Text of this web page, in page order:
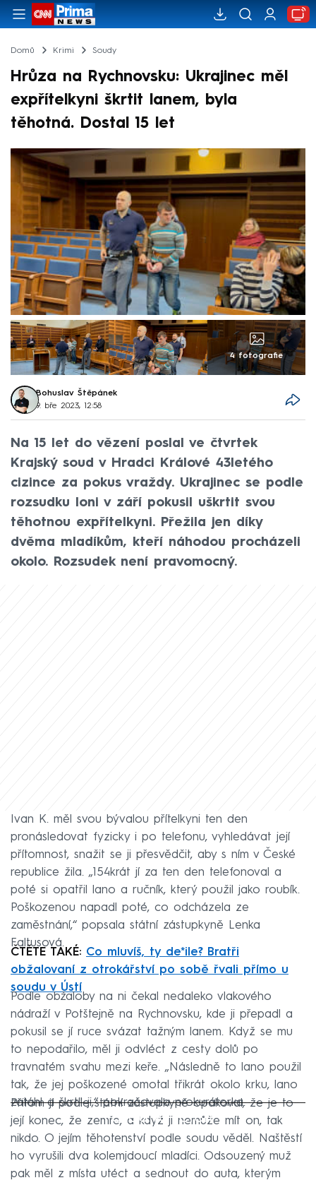
Domů Krimi Soudy
Hrůza na Rychnovsku: Ukrajinec měl
expřítelkyni škrtit lanem, byla
těhotná. Dostal 15 let
4 fotografie
Bohuslav Štěpánek
9. bře 2023, 12:58
Na 15 let do vězení poslal ve čtvrtek
Krajský soud v Hradci Králové 43letého
cizince za pokus vraždy. Ukrajinec se podle
rozsudku loni v září pokusil uškrtit svou
těhotnou expřítelkyni. Přežila jen díky
dvěma mladíkům, kteří náhodou procházeli
okolo. Rozsudek není pravomocný.
Ivan K. měl svou bývalou přítelkyni ten den
pronásledovat fyzicky i po telefonu, vyhledávat její
přítomnost, snažit se ji přesvědčit, aby s ním v České
republice žila. „154krát jí za ten den telefonoval a
poté si opatřil lano a ručník, který použil jako roubík.
Poškozenou napadl poté, co odcházela ze
zaměstnání,“ popsala státní zástupkyně Lenka
Faltusová.
ČTĚTE TAKÉ: Co mluvíš, ty de*ile? Bratři
obžalovaní z otrokářství po sobě řvali přímo u
soudu v Ústí
Podle obžaloby na ni čekal nedaleko vlakového
nádraží v Potštejně na Rychnovsku, kde ji přepadl a
pokusil se jí ruce svázat tažným lanem. Když se mu
to nepodařilo, měl ji odvléct z cesty dolů po
travnatém svahu mezi keře. „Následně to lano použil
tak, že jej poškozené omotal třikrát okolo krku, lano
zatáhl a škrtil ji,“ pokračovala prokurátorka.
Failed to fetch
Přitom jí podle státní zástupkyně opakoval, že je to
její konec, že zemře, a když ji nemůže mít on, tak
nikdo. O jejím těhotenství podle soudu věděl. Naštěstí
ho vyrušili dva kolemjdoucí mladíci. Odsouzený muž
pak měl z místa utéct a sednout do auta, kterým